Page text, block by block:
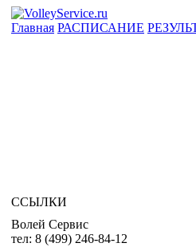
Главная РАСПИСАНИЕ
ССЫЛКИ
Волей Сервис
тел: 8 (499) 246-84-12